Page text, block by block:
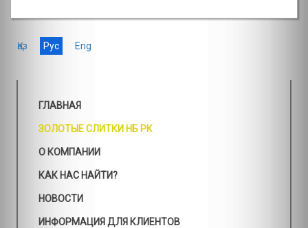
Қаз Рус Eng
ГЛАВНАЯ
ЗОЛОТЫЕ СЛИТКИ НБ РК
О КОМПАНИИ
КАК НАС НАЙТИ?
НОВОСТИ
ИНФОРМАЦИЯ ДЛЯ КЛИЕНТОВ